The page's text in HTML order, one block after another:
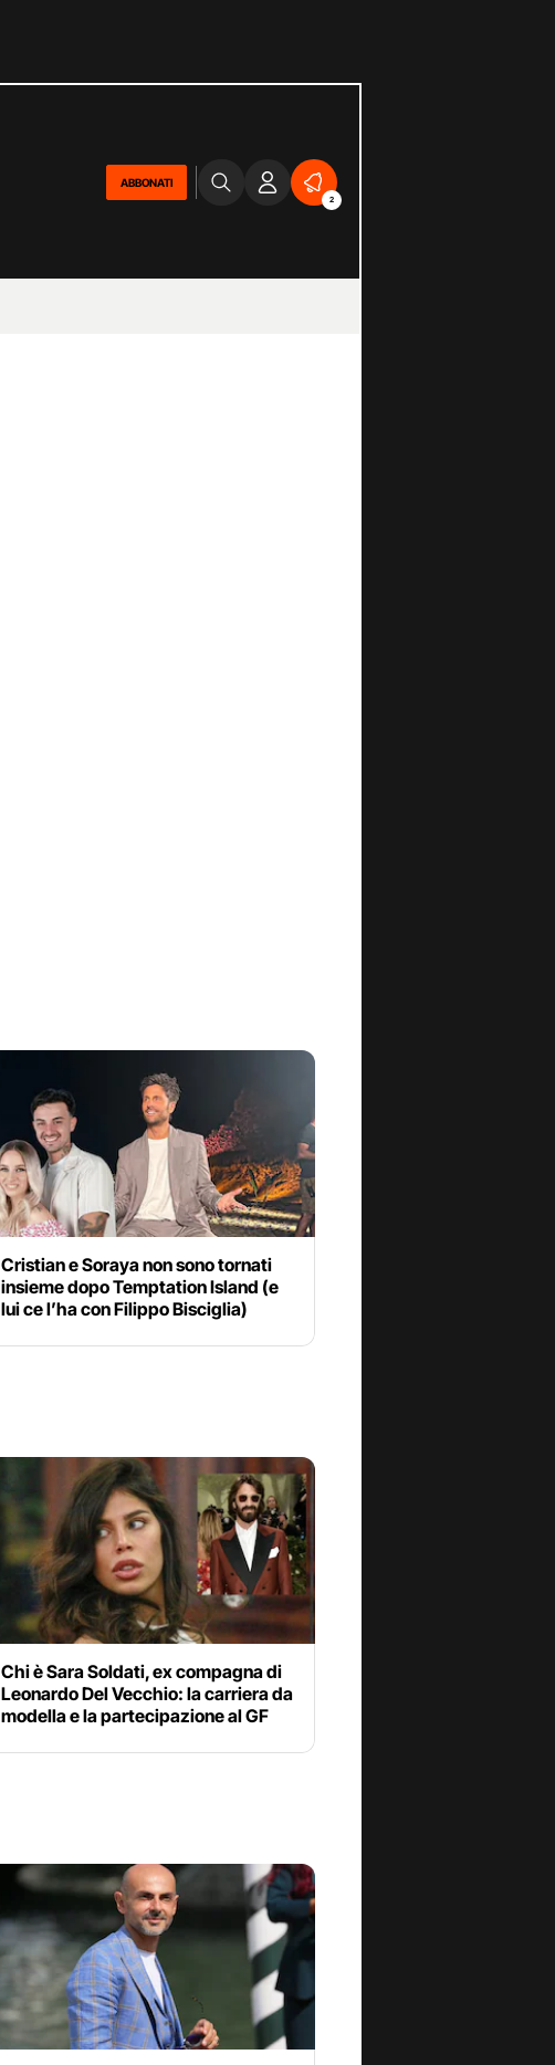
ABBONATI
2
Cristian e Soraya non sono tornati
insieme dopo Temptation Island (e
lui ce l’ha con Filippo Bisciglia)
Chi è Sara Soldati, ex compagna di
Leonardo Del Vecchio: la carriera da
modella e la partecipazione al GF